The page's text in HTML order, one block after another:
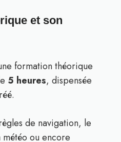
et son
formation théorique
5 heures, dispensée
de navigation, le
ou encore